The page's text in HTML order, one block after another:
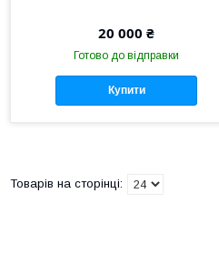
20 000 ₴
Готово до відправки
Купити